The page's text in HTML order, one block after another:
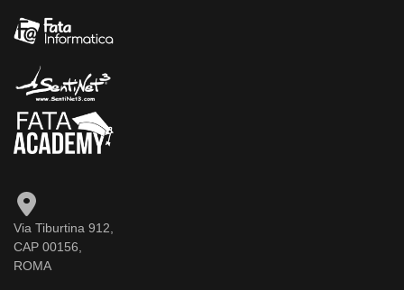
Via Tiburtina 912,
CAP 00156,
ROMA